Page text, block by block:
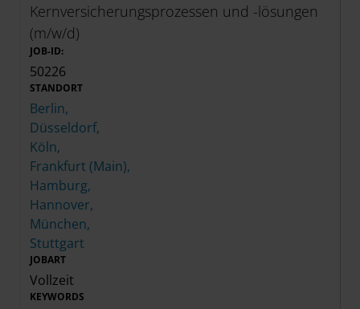
Kernversicherungsprozessen und -lösungen
(m/w/d)
JOB-ID:
50226
STANDORT
Berlin,
Düsseldorf,
Köln,
Frankfurt (Main),
Hamburg,
Hannover,
München,
Stuttgart
JOBART
Vollzeit
KEYWORDS